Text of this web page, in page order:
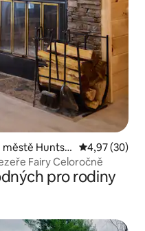
městě Huntsvi Průměrné
4,97 (30)
Útulné útočiště v Muskokě na jezeře Fairy Celoročně
pro rodiny